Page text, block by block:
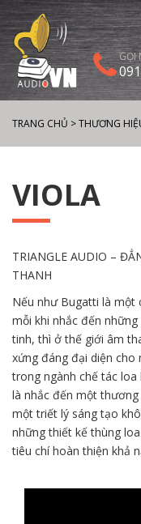
GỌI
TRANG CHỦ >THƯƠNG
VIOLA
TRIANGLE AUDIO –
THANH
Nếu như Bugatti là một
mỗi khi nhắc đến
tinh, thì ở thế giới âm
xứng đáng đại diện cho
trong ngành chế tác loa
là nhắc đến một
một triết lý sáng tạo
những thiết kế thùng
tiêu chí hoàn thiện khả